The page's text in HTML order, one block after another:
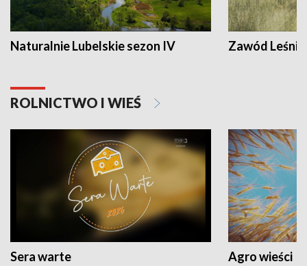
Naturalnie Lubelskie sezon IV Zawód Leśnik
ROLNICTWO I WIEŚ
Sera warte Agro wieści